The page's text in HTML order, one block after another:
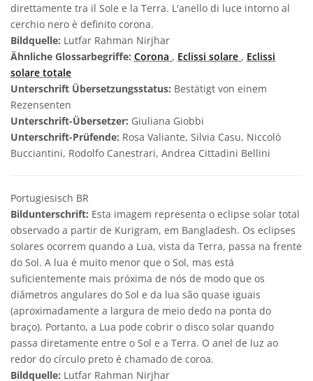
direttamente tra il Sole e la Terra. L'anello di luce intorno al
cerchio nero è definito corona.
Bildquelle: Lutfar Rahman Nirjhar
Ähnliche Glossarbegriffe: Corona , Eclissi solare , Eclissi
solare totale
Unterschrift Übersetzungsstatus: Bestätigt von einem
Rezensenten
Unterschrift-Übersetzer: Giuliana Giobbi
Unterschrift-Prüfende: Rosa Valiante, Silvia Casu, Niccolò
Bucciantini, Rodolfo Canestrari, Andrea Cittadini Bellini
Portugiesisch BR
Bildunterschrift: Esta imagem representa o eclipse solar total
observado a partir de Kurigram, em Bangladesh. Os eclipses
solares ocorrem quando a Lua, vista da Terra, passa na frente
do Sol. A lua é muito menor que o Sol, mas está
suficientemente mais próxima de nós de modo que os
diâmetros angulares do Sol e da lua são quase iguais
(aproximadamente a largura de meio dedo na ponta do
braço). Portanto, a Lua pode cobrir o disco solar quando
passa diretamente entre o Sol e a Terra. O anel de luz ao
redor do círculo preto é chamado de coroa.
Bildquelle: Lutfar Rahman Nirjhar